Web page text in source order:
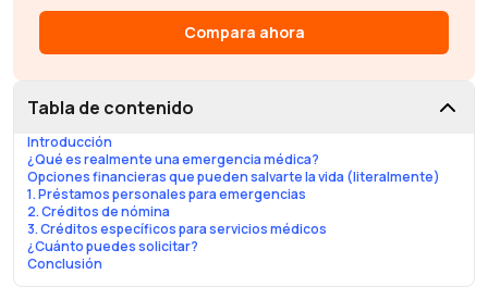
Compara ahora
Tabla de contenido
Introducción
¿Qué es realmente una emergencia médica?
Opciones financieras que pueden salvarte la vida (literalmente)
1. Préstamos personales para emergencias
2. Créditos de nómina
3. Créditos específicos para servicios médicos
¿Cuánto puedes solicitar?
Conclusión